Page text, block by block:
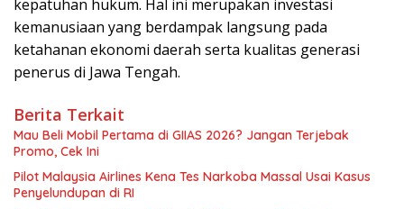
kepatuhan hukum. Hal ini merupakan investasi
kemanusiaan yang berdampak langsung pada
ketahanan ekonomi daerah serta kualitas generasi
penerus di Jawa Tengah.
Berita Terkait
Mau Beli Mobil Pertama di GIIAS 2026? Jangan Terjebak
Promo, Cek Ini
Pilot Malaysia Airlines Kena Tes Narkoba Massal Usai Kasus
Penyelundupan di RI